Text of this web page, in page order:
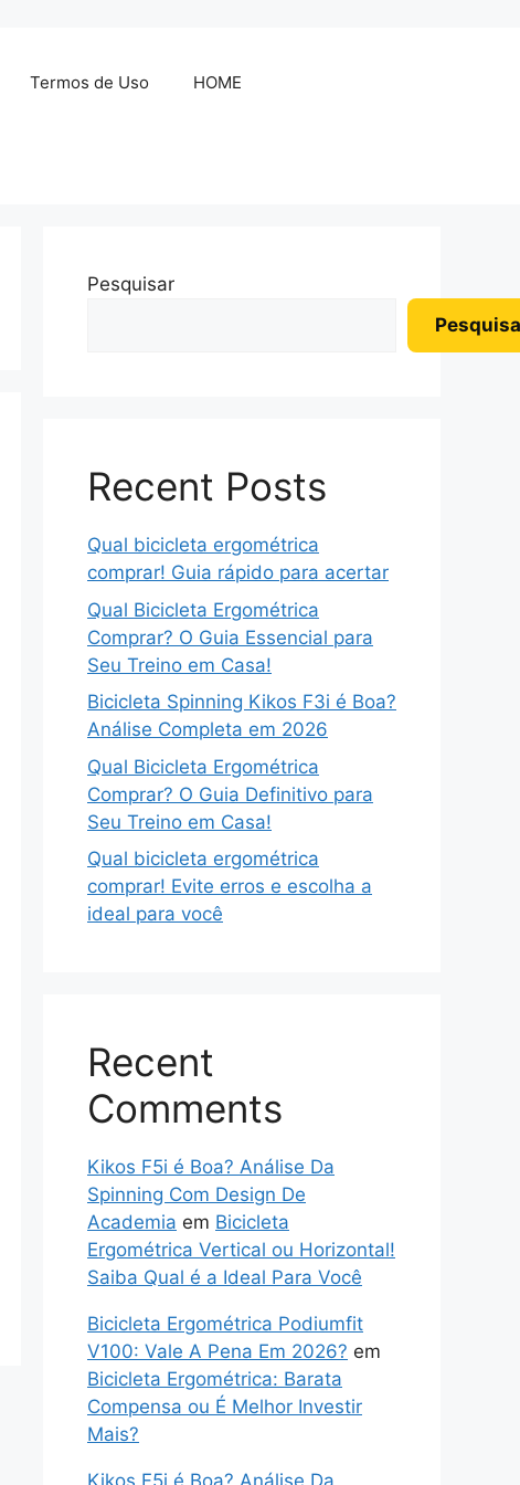
Termos de Uso HOME
Pesquisar
Recent Posts
Qual bicicleta ergométrica
comprar! Guia rápido para acertar
Qual Bicicleta Ergométrica
Comprar? O Guia Essencial para
Seu Treino em Casa!
Bicicleta Spinning Kikos F3i é Boa?
Análise Completa em 2026
Qual Bicicleta Ergométrica
Comprar? O Guia Definitivo para
Seu Treino em Casa!
Qual bicicleta ergométrica
comprar! Evite erros e escolha a
ideal para você
Recent
Comments
Kikos F5i é Boa? Análise Da
Spinning Com Design De
Academia em Bicicleta
Ergométrica Vertical ou Horizontal!
Saiba Qual é a Ideal Para Você
Bicicleta Ergométrica Podiumfit
V100: Vale A Pena Em 2026? em
Bicicleta Ergométrica: Barata
Compensa ou É Melhor Investir
Mais?
Kikos F5i é Boa? Análise Da